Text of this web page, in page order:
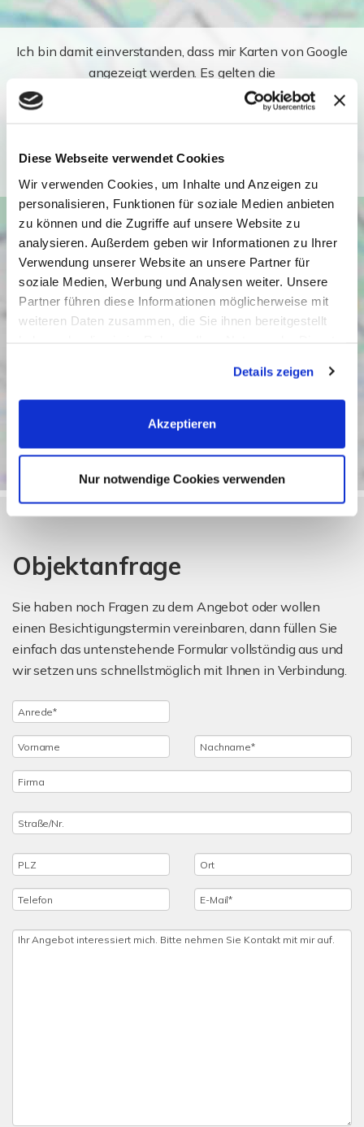
Diese Webseite verwendet Cookies
Wir verwenden Cookies, um Inhalte und Anzeigen zu
personalisieren, Funktionen für soziale Medien anbieten
zu können und die Zugriffe auf unsere Website zu
analysieren. Außerdem geben wir Informationen zu Ihrer
Verwendung unserer Website an unsere Partner für
soziale Medien, Werbung und Analysen weiter. Unsere
Partner führen diese Informationen möglicherweise mit
weiteren Daten zusammen, die Sie ihnen bereitgestellt
Cookies, wenn Sie unsere Webseite weiterhin nutzen.
Details zeigen
Akzeptieren
Nur notwendige Cookies verwenden
Ich bin damit einverstanden, dass mir Karten von Google
angezeigt werden. Es gelten die
Datenschutzbedingungen von Google
https://policies.google.com/privacy).
Ich bin einverstanden
Objektanfrage
Sie haben noch Fragen zu dem Angebot oder wollen
einen Besichtigungstermin vereinbaren, dann füllen Sie
einfach das untenstehende Formular vollständig aus und
wir setzen uns schnellstmöglich mit Ihnen in Verbindung.